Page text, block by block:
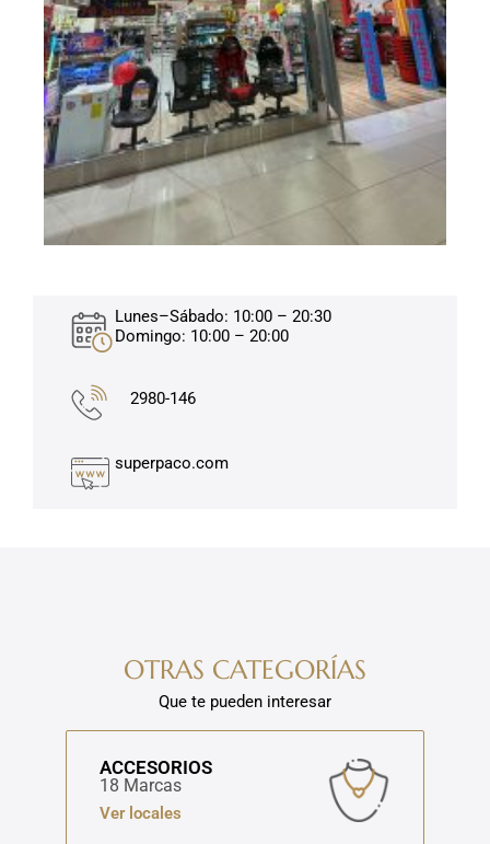
Lunes–Sábado: 10:00 – 20:30
Domingo: 10:00 – 20:00
2980-146
superpaco.com
OTRAS CATEGORÍAS
Que te pueden interesar
ACCESORIOS
18 Marcas
Ver locales